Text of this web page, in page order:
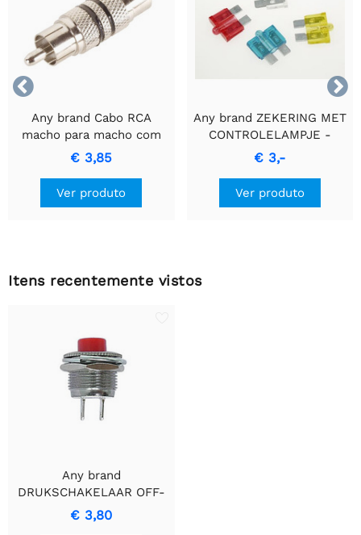


Any brand Cabo RCA
macho para macho com
anel preto para
transferência de sinal de
alta qualidade.
€ 3,85
Ver produto
Any brand ZEKERING MET
CONTROLELAMPJE -
Fusível azul de 15A
€ 3,-
Ver produto
Itens recentemente vistos
Any brand
DRUKSCHAKELAAR OFF-
(ON) VERMELHO -
Robusto Interruptor de
€ 3,80